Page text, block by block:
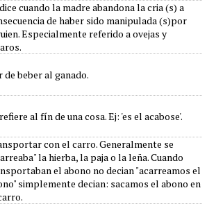
cuando la madre abandona la cria (s) a
de haber sido manipulada (s)por
Especialmente referido a ovejas y
de beber al ganado.
al fín de una cosa. Ej: 'es el acabose'.
con el carro. Generalmente se
la hierba, la paja o la leña. Cuando
el abono no decian "acarreamos el
simplemente decian: sacamos el abono en